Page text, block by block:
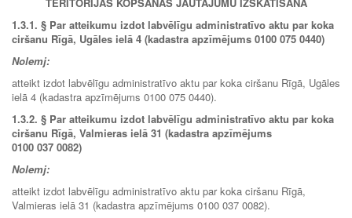
1.3.1. § Par atteikumu izdot labvēlīgu administratīvo aktu par koka
ciršanu Rīgā, Ugāles ielā 4 (kadastra apzīmējums 0100 075 0440)
Nolemj:
atteikt izdot labvēlīgu administratīvo aktu par koka ciršanu Rīgā, Ugāles
ielā 4 (kadastra apzīmējums 0100 075 0440).
1.3.2. § Par atteikumu izdot labvēlīgu administratīvo aktu par koka
ciršanu Rīgā, Valmieras ielā 31 (kadastra apzīmējums
0100 037 0082)
Nolemj:
atteikt izdot labvēlīgu administratīvo aktu par koka ciršanu Rīgā,
Valmieras ielā 31 (kadastra apzīmējums 0100 037 0082).